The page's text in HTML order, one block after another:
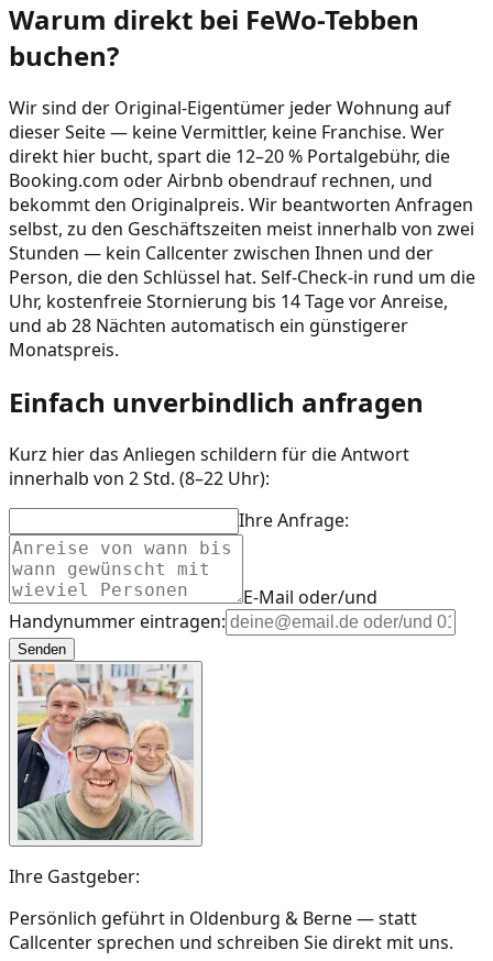
Warum direkt bei FeWo-Tebben
buchen?
Wir sind der Original-Eigentümer jeder Wohnung auf
dieser Seite — keine Vermittler, keine Franchise. Wer
direkt hier bucht, spart die 12–20 % Portalgebühr, die
Booking.com oder Airbnb obendrauf rechnen, und
bekommt den Originalpreis. Wir beantworten Anfragen
selbst, zu den Geschäftszeiten meist innerhalb von zwei
Stunden — kein Callcenter zwischen Ihnen und der
Person, die den Schlüssel hat. Self-Check-in rund um die
Uhr, kostenfreie Stornierung bis 14 Tage vor Anreise,
und ab 28 Nächten automatisch ein günstigerer
Monatspreis.
Einfach unverbindlich anfragen
Kurz hier das Anliegen schildern für die Antwort
innerhalb von 2 Std. (8–22 Uhr):
Ihre Anfrage:
E-Mail oder/und
Handynummer eintragen:
Senden
Ihre Gastgeber:
Persönlich geführt in Oldenburg & Berne — statt
Callcenter sprechen und schreiben Sie direkt mit uns.